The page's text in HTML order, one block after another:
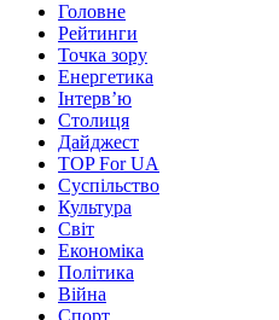
Головне
Рейтинги
Точка зору
Енергетика
Інтерв’ю
Столиця
Дайджест
TOP For UA
Суспiльство
Культура
Світ
Економіка
Політика
Війна